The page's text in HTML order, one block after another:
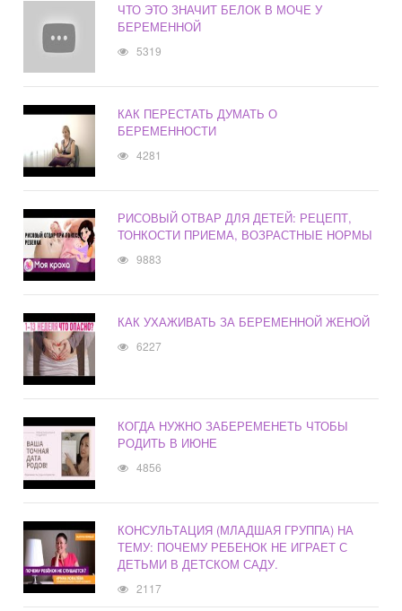
ЧТО ЭТО ЗНАЧИТ БЕЛОК В МОЧЕ У
БЕРЕМЕННОЙ
5319
КАК ПЕРЕСТАТЬ ДУМАТЬ О
БЕРЕМЕННОСТИ
4281
РИСОВЫЙ ОТВАР ДЛЯ ДЕТЕЙ: РЕЦЕПТ,
ТОНКОСТИ ПРИЕМА, ВОЗРАСТНЫЕ НОРМЫ
9883
КАК УХАЖИВАТЬ ЗА БЕРЕМЕННОЙ ЖЕНОЙ
6227
КОГДА НУЖНО ЗАБЕРЕМЕНЕТЬ ЧТОБЫ
РОДИТЬ В ИЮНЕ
4856
КОНСУЛЬТАЦИЯ (МЛАДШАЯ ГРУППА) НА
ТЕМУ: ПОЧЕМУ РЕБЕНОК НЕ ИГРАЕТ С
ДЕТЬМИ В ДЕТСКОМ САДУ.
2117